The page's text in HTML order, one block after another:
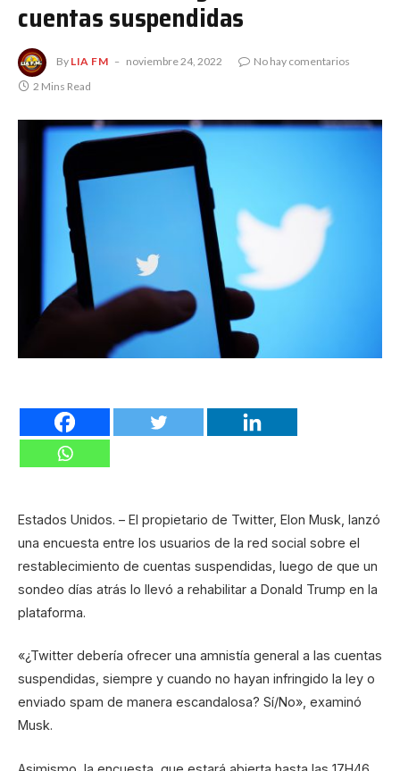
cuentas suspendidas
By LIA FM noviembre 24, 2022
No hay comentarios
2 Mins Read
Estados Unidos. – El propietario de Twitter, Elon Musk, lanzó
una encuesta entre los usuarios de la red social sobre el
restablecimiento de cuentas suspendidas, luego de que un
sondeo días atrás lo llevó a rehabilitar a Donald Trump en la
plataforma.
«¿Twitter debería ofrecer una amnistía general a las cuentas
suspendidas, siempre y cuando no hayan infringido la ley o
enviado spam de manera escandalosa? Sí/No», examinó
Musk.